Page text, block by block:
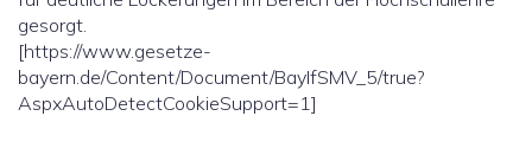
gesorgt.
[https://www.gesetze-
bayern.de/Content/Document/BayIfSMV_5/true?
AspxAutoDetectCookieSupport=1]